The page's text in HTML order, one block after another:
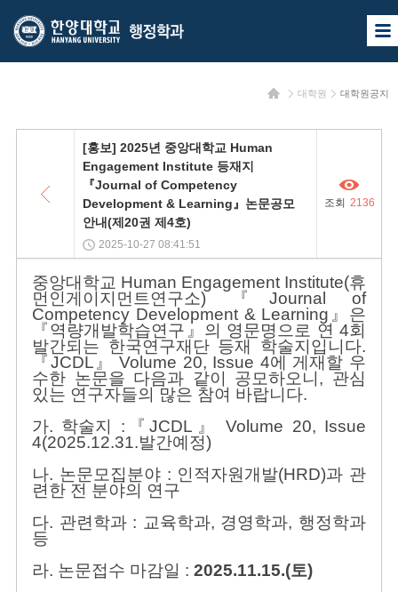
한
양
교
양
교
행
정
학
과
사
이
열
홈 대학원 대학원공지
[홍보] 2025년 중앙대학교 Human
Engagement Institute 등재지
『Journal of Competency
Development & Learning』논문공모
안내(제20권 제4호)
조회 2136
2025-10-27 08:41:51
중앙대학교 Human Engagement Institute(휴
먼인게이지먼트연구소) 『Journal of
Competency Development & Learning』은
『역량개발학습연구』의 영문명으로 연 4회
발간되는 한국연구재단 등재 학술지입니다.
『JCDL』 Volume 20, Issue 4에 게재할 우
수한 논문을 다음과 같이 공모하오니, 관심
있는 연구자들의 많은 참여 바랍니다.
가. 학술지 :『JCDL』 Volume 20, Issue
4(2025.12.31.발간예정)
나. 논문모집분야 : 인적자원개발(HRD)과 관
련한 전 분야의 연구
다. 관련학과 : 교육학과, 경영학과, 행정학과
등
라. 논문접수 마감일 : 2025.11.15.(토)